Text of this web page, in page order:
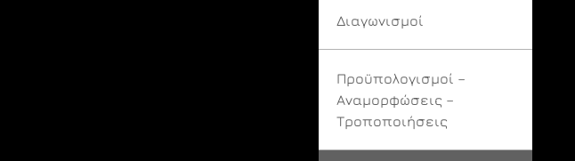
Διαγωνισμοί
Προϋπολογισμοί –
Αναμορφώσεις –
Τροποποιήσεις